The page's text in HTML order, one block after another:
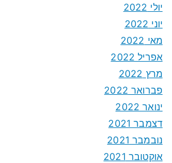
יולי 2022
יוני 2022
מאי 2022
אפריל 2022
מרץ 2022
פברואר 2022
ינואר 2022
דצמבר 2021
נובמבר 2021
אוקטובר 2021